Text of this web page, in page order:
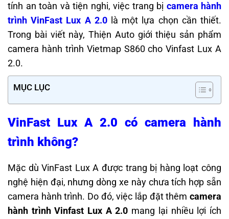
tính an toàn và tiện nghi, việc trang bị camera hành
trình VinFast Lux A 2.0 là một lựa chọn cần thiết.
Trong bài viết này, Thiện Auto giới thiệu sản phẩm
camera hành trình Vietmap S860 cho Vinfast Lux A
2.0.
MỤC LỤC
VinFast Lux A 2.0 có camera hành
trình không?
Mặc dù VinFast Lux A được trang bị hàng loạt công
nghệ hiện đại, nhưng dòng xe này chưa tích hợp sẵn
camera hành trình. Do đó, việc lắp đặt thêm camera
hành trình Vinfast Lux A 2.0 mang lại nhiều lợi ích